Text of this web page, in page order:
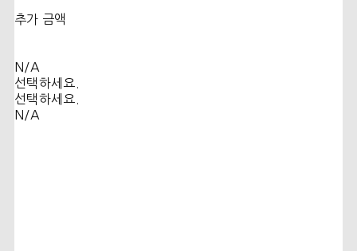
추가 금액
N/A
선택하세요.
선택하세요.
N/A